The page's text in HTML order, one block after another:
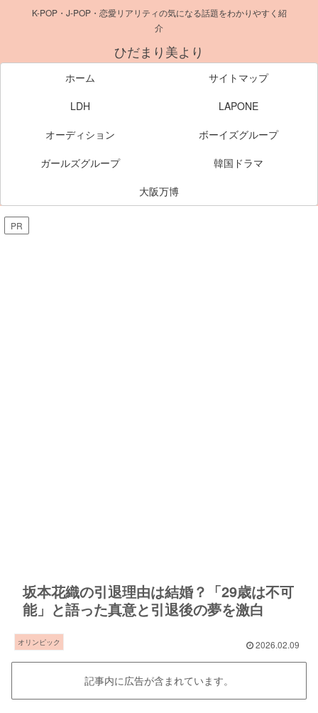
K-POP・J-POP・恋愛リアリティの気になる話題をわかりやすく紹
介
ひだまり美より
ホーム
サイトマップ
LDH
LAPONE
オーディション
ボーイズグループ
ガールズグループ
韓国ドラマ
大阪万博
PR
坂本花織の引退理由は結婚？「29歳は不可
能」と語った真意と引退後の夢を激白
オリンピック 2026.02.09
記事内に広告が含まれています。